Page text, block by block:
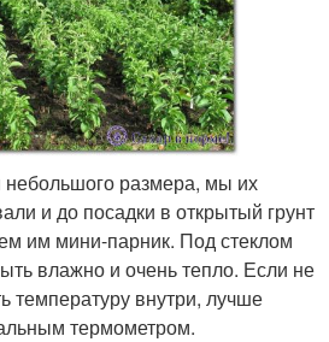
размера, мы их
и до посадки в открытый грунт
им мини-парник. Под стеклом
влажно и очень тепло. Если не
температуру внутри, лучше
термометром.